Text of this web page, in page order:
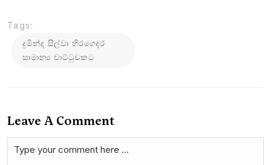
Tags:
දුමින්ද සිල්වා හිරගෙදර
සාමාන්‍ය වාට්ටුවකට
Leave A Comment